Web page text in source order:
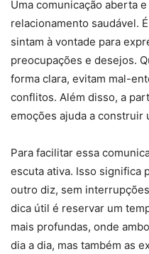
Uma comunicação aberta
relacionamento saudável.
sintam à vontade para
preocupações e desejos.
forma clara, evitam mal-
conflitos. Além disso, a
emoções ajuda a construir
Para facilitar essa
escuta ativa. Isso significa
outro diz, sem
dica útil é reservar um
mais profundas, onde
dia a dia, mas também as